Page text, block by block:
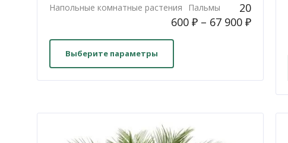
Напольные комнатные растения Пальмы
20
600₽ – 67 900₽
Выберите параметры
имеет
несколько
выбрать